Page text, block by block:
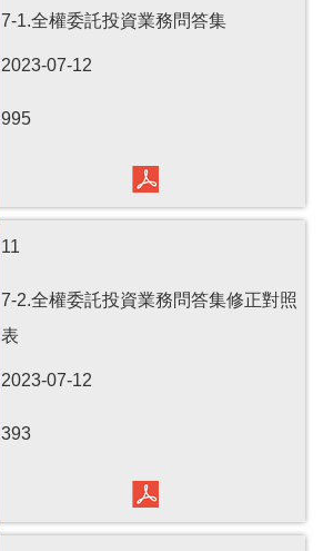
7-1.全權委託投資業務問答集
2023-07-12
995
11
7-2.全權委託投資業務問答集修正對照
表
2023-07-12
393